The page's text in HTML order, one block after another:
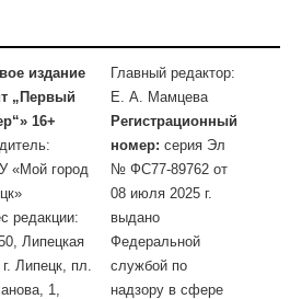
издание
„Первый
16+
«Мой город
редакции:
Липецкая
Липецк, пл.
1,
Главный редактор:
Е. А. Мамцева
Регистрационный
номер: серия Эл
№ ФС77-89762 от
08 июля 2025 г.
выдано
Федеральной
службой по
надзору в сфере